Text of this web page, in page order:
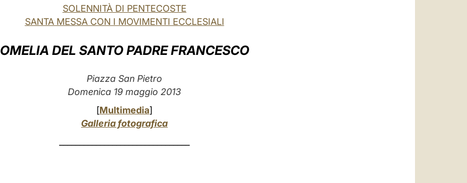
SOLENNITÀ DI PENTECOSTE
SANTA MESSA CON I MOVIMENTI ECCLESIALI
OMELIA DEL SANTO PADRE FRANCESCO
Piazza San Pietro
Domenica 19 maggio 2013
[Multimedia]
Galleria fotografica